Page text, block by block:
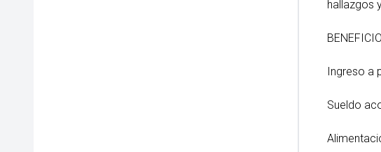
hallazgos
Ingreso a
Sueldo